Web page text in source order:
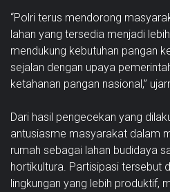
“Polri terus mendorong
lahan yang tersedia menjadi
mendukung kebutuhan pangan
sejalan dengan upaya
ketahanan pangan nasional,”
Dari hasil pengecekan yang
antusiasme masyarakat dalam
rumah sebagai lahan budidaya
hortikultura. Partisipasi tersebut
lingkungan yang lebih produktif,